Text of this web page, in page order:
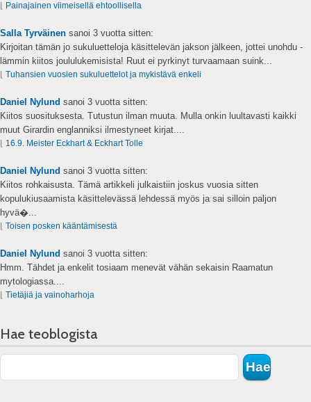
⌊ Painajainen viimeisellä ehtoollisella
Salla Tyrväinen sanoi 3 vuotta sitten:
Kirjoitan tämän jo sukuluetteloja käsittelevän jakson jälkeen, jottei unohdu -
lämmin kiitos joululukemisista! Ruut ei pyrkinyt turvaamaan suink...
⌊ Tuhansien vuosien sukuluettelot ja mykistävä enkeli
Daniel Nylund sanoi 3 vuotta sitten:
Kiitos suosituksesta. Tutustun ilman muuta. Mulla onkin luultavasti kaikki
muut Girardin englanniksi ilmestyneet kirjat....
⌊ 16.9. Meister Eckhart & Eckhart Tolle
Daniel Nylund sanoi 3 vuotta sitten:
Kiitos rohkaisusta. Tämä artikkeli julkaistiin joskus vuosia sitten
kopulukiusaamista käsittelevässä lehdessä myös ja sai silloin paljon
hyvä�...
⌊ Toisen posken kääntämisestä
Daniel Nylund sanoi 3 vuotta sitten:
Hmm. Tähdet ja enkelit tosiaam menevät vähän sekaisin Raamatun
mytologiassa....
⌊ Tietäjiä ja vainoharhoja
Hae teoblogista